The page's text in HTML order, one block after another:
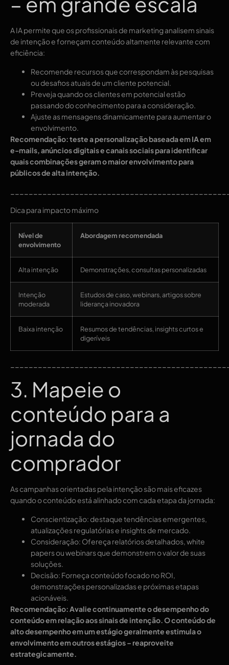
A IA permite que os profissionais de marketing analisem sinais
de intenção e forneçam conteúdo altamente relevante com
eficiência:
Recomende recursos que correspondam às pesquisas
ou desafios atuais de um cliente potencial.
Preveja quando os clientes em potencial estão
passando do conhecimento para a consideração.
Ajuste as mensagens dinamicamente para aumentar o
envolvimento.
Recomendação: teste a personalização baseada em IA em
e-mails, anúncios digitais e canais sociais para identificar
quais combinações geram o maior envolvimento para
públicos de alta intenção.
Dica para impacto máximo
Nível de
envolvimento
Abordagem recomendada
Alta intenção Demonstrações, consultas personalizadas
Intenção
moderada
Estudos de caso, webinars, artigos sobre
liderança inovadora
Baixa intenção
Resumos de tendências, insights curtos e
digeríveis
3. Mapeie o
conteúdo para a
jornada do
comprador
As campanhas orientadas pela intenção são mais eficazes
quando o conteúdo está alinhado com cada etapa da jornada:
Conscientização: destaque tendências emergentes,
atualizações regulatórias e insights de mercado.
Consideração: Ofereça relatórios detalhados, white
papers ou webinars que demonstrem o valor de suas
soluções.
Decisão: Forneça conteúdo focado no ROI,
demonstrações personalizadas e próximas etapas
acionáveis.
Recomendação: Avalie continuamente o desempenho do
conteúdo em relação aos sinais de intenção. O conteúdo de
alto desempenho em um estágio geralmente estimula o
envolvimento em outros estágios – reaproveite
estrategicamente.